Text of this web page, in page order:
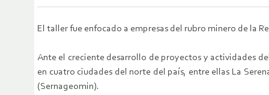
El taller fue enfocado a empresas del rubro minero de la
Ante el creciente desarrollo de proyectos y actividades
en cuatro ciudades del norte del país, entre ellas La
(Sernageomin).